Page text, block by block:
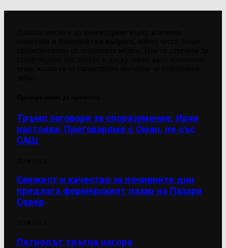
Тръмп заговори за споразумение, Иран
настоява: Преговаряме с Оман, не със
САЩ
Свежест и качество за почивните дни
предлага фермерският пазар на Пазари
Север
Петролът тръгна нагоре